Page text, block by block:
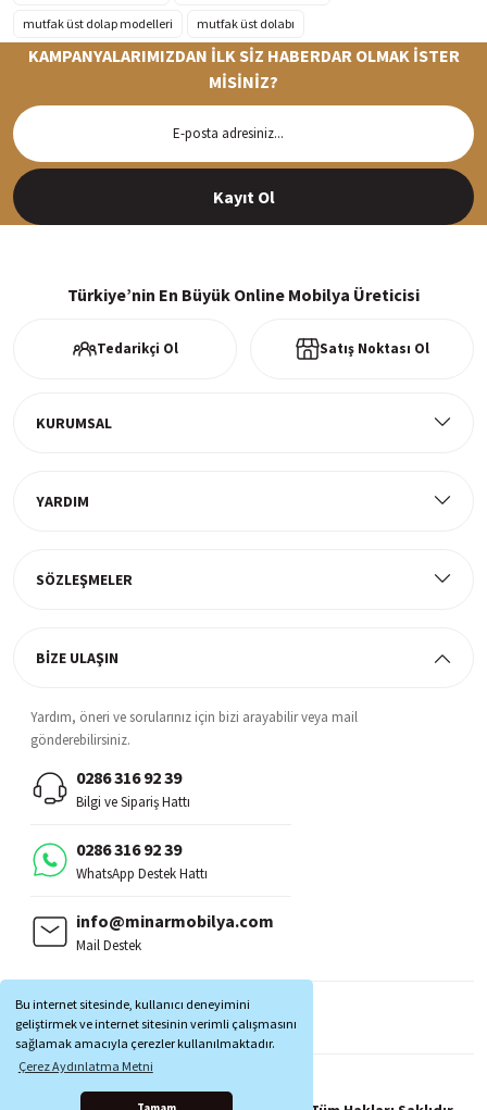
Bu internet sitesinde, kullanıcı deneyimini
geliştirmek ve internet sitesinin verimli çalışmasını
sağlamak amacıyla çerezler kullanılmaktadır.
Çerez Aydınlatma Metni
mutfak üst dolap modelleri
mutfak üst dolabı
Siparişleriniz en kısa sürede hazırlanarak kargoya verilir
KAMPANYALARIMIZDAN İLK SİZ HABERDAR OLMAK İSTER
MİSİNİZ?
Kayıt Ol
Türkiye’nin En Büyük Online Mobilya Üreticisi
Tedarikçi Ol Satış Noktası Ol
KURUMSAL
YARDIM
SÖZLEŞMELER
BİZE ULAŞIN
Yardım, öneri ve sorularınız için bizi arayabilir veya mail
gönderebilirsiniz.
0286 316 92 39
Bilgi ve Sipariş Hattı
0286 316 92 39
WhatsApp Destek Hattı
info@minarmobilya.com
Mail Destek
MOBİL UYGULAMALAR: